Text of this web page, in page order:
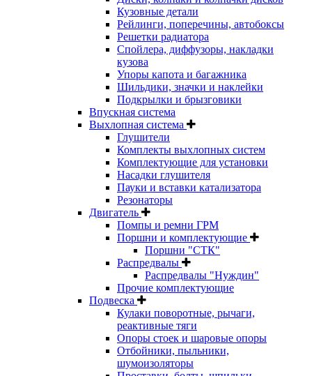
Кузовные детали
Рейлинги, поперечины, автобоксы
Решетки радиатора
Спойлера, диффузоры, накладки
кузова
Упоры капота и багажника
Шильдики, значки и наклейки
Подкрылки и брызговики
Впускная система
Выхлопная система
Глушители
Комплекты выхлопных систем
Комплектующие для установки
Насадки глушителя
Пауки и вставки катализатора
Резонаторы
Двигатель
Помпы и ремни ГРМ
Поршни и комплектующие
Поршни "СТК"
Распредвалы
Распредвалы "Нуждин"
Прочие комплектующие
Подвеска
Кулаки поворотные, рычаги,
реактивные тяги
Опоры стоек и шаровые опоры
Отбойники, пыльники,
шумоизоляторы